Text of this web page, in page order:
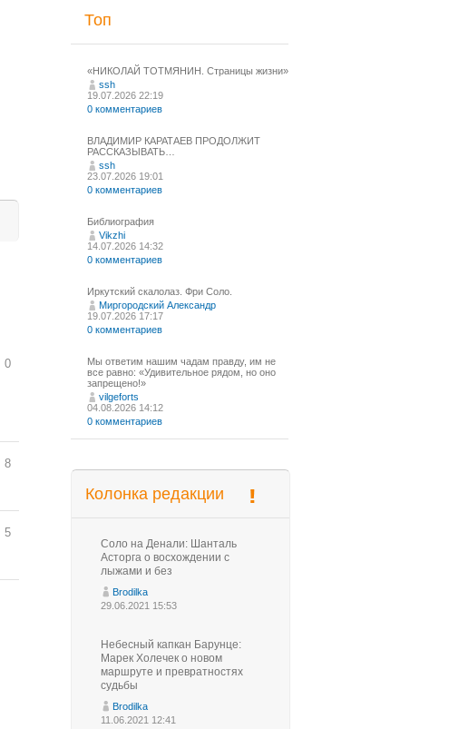
0
8
5
Топ
«НИКОЛАЙ ТОТМЯНИН. Страницы жизни»
ssh
19.07.2026 22:19
0 комментариев
ВЛАДИМИР КАРАТАЕВ ПРОДОЛЖИТ
РАССКАЗЫВАТЬ…
ssh
23.07.2026 19:01
0 комментариев
Библиография
Vikzhi
14.07.2026 14:32
0 комментариев
Иркутский скалолаз. Фри Соло.
Миргородский Александр
19.07.2026 17:17
0 комментариев
Мы ответим нашим чадам правду, им не
все равно: «Удивительное рядом, но оно
запрещено!»
vilgeforts
04.08.2026 14:12
0 комментариев
Колонка редакции
Соло на Денали: Шанталь
Асторга о восхождении с
лыжами и без
Brodilka
29.06.2021 15:53
Небесный капкан Барунце:
Марек Холечек о новом
маршруте и превратностях
судьбы
Brodilka
11.06.2021 12:41